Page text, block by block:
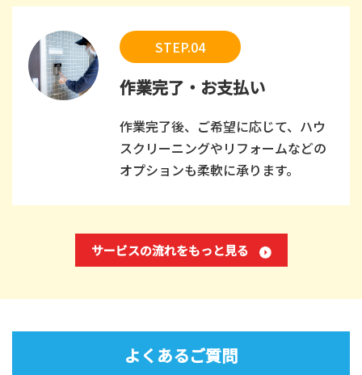
STEP.04
作業完了・お支払い
作業完了後、ご希望に応じて、ハウ
スクリーニングやリフォームなどの
オプションも柔軟に承ります。
サービスの流れをもっと見る
よくあるご質問